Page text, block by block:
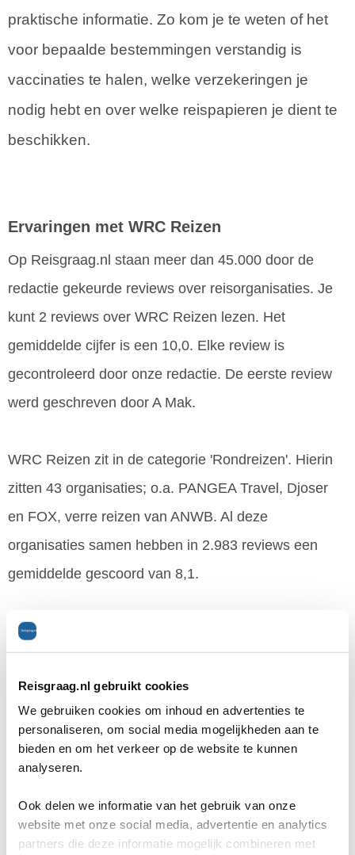
Reisgraag.nl gebruikt cookies
We gebruiken cookies om inhoud en advertenties te
personaliseren, om social media mogelijkheden aan te
bieden en om het verkeer op de website te kunnen
analyseren.
Ook delen we informatie van het gebruik van onze
website met onze social media, advertentie en analytics
partners die deze informatie mogelijk combineren met
praktische informatie. Zo kom je te weten of het
voor bepaalde bestemmingen verstandig is
vaccinaties te halen, welke verzekeringen je
nodig hebt en over welke reispapieren je dient te
beschikken.
Ervaringen met WRC Reizen
Op Reisgraag.nl staan meer dan 45.000 door de
redactie gekeurde reviews over reisorganisaties. Je
kunt 2 reviews over WRC Reizen lezen. Het
gemiddelde cijfer is een 10,0. Elke review is
gecontroleerd door onze redactie. De eerste review
werd geschreven door A Mak.
WRC Reizen zit in de categorie 'Rondreizen'. Hierin
zitten 43 organisaties; o.a. PANGEA Travel, Djoser
en FOX, verre reizen van ANWB. Al deze
organisaties samen hebben in 2.983 reviews een
gemiddelde gescoord van 8,1.
WRC Reizen scoort dus gemiddeld 1,9 hoger dan
Dit is opvallend positief.
Ieder jaar wint de beste organisatie (op basis van
goedgekeurde klantenreviews) per categorie de
Reisgraag-Award. WRC Reizen heeft deze
publieksprijsnog nooit gewonnen.